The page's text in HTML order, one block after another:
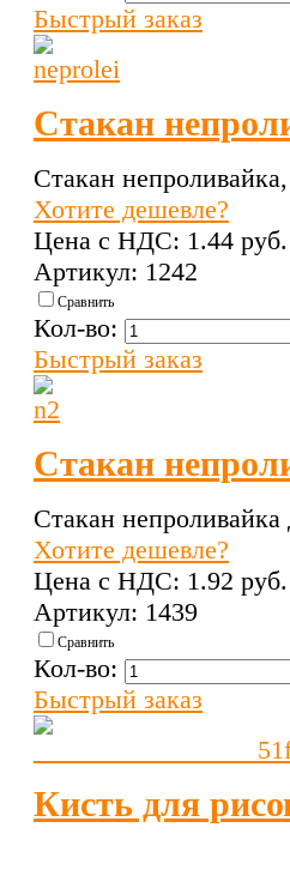
Быстрый заказ
Стакан
Стакан
Хотите дешевле?
Цена с НДС: 1.44 pуб.
Артикул: 1242
Сравнить
Кол-во:
Быстрый заказ
Стакан
Стакан
Хотите дешевле?
Цена с НДС: 1.92 pуб.
Артикул: 1439
Сравнить
Кол-во:
Быстрый заказ
Кисть для